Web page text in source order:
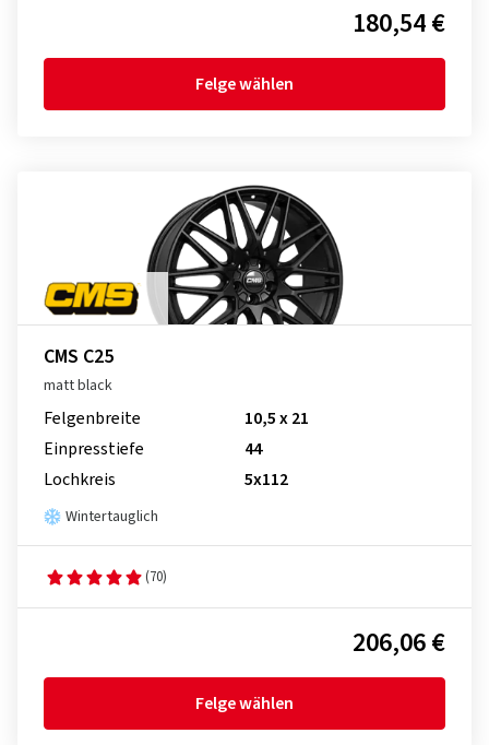
180,54 €
Felge wählen
CMS C25
matt black
Felgenbreite
10,5 x 21
Einpresstiefe
44
Lochkreis
5x112
Wintertauglich
(70)
206,06 €
Felge wählen